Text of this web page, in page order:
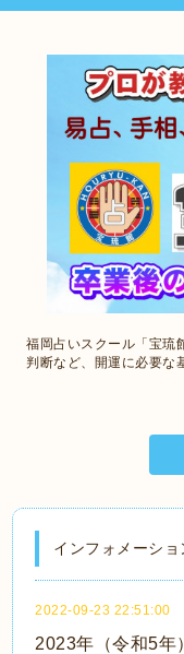
福岡占いスクール「宝琉
判断など、開運に必要な
インフォメーショ
2022-09-23 22:51:00
2023年（令和5